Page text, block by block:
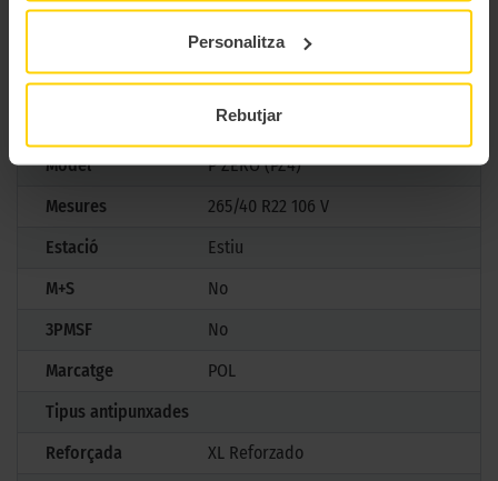
Personalitza
Rebutjar
pneumàtic definitiu per a cotxes esportius d’alta gamma.
Pirelli
Model
P ZERO (PZ4)
Mesures
265/40 R22 106 V
Estació
Estiu
M+S
No
3PMSF
No
Marcatge
POL
Tipus antipunxades
Reforçada
XL Reforzado